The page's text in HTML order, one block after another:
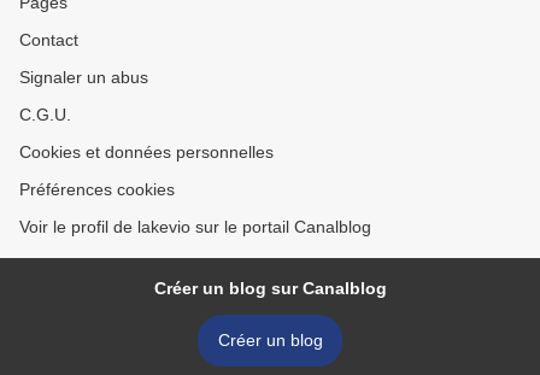
Contact
Signaler un abus
C.G.U.
Cookies et données personnelles
Préférences cookies
Voir le profil de lakevio sur le portail Canalblog
Créer un blog sur Canalblog
Créer un blog